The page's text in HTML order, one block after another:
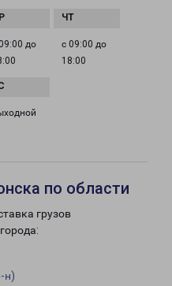
до
с 09:00 до
18:00
по области
грузов
н)